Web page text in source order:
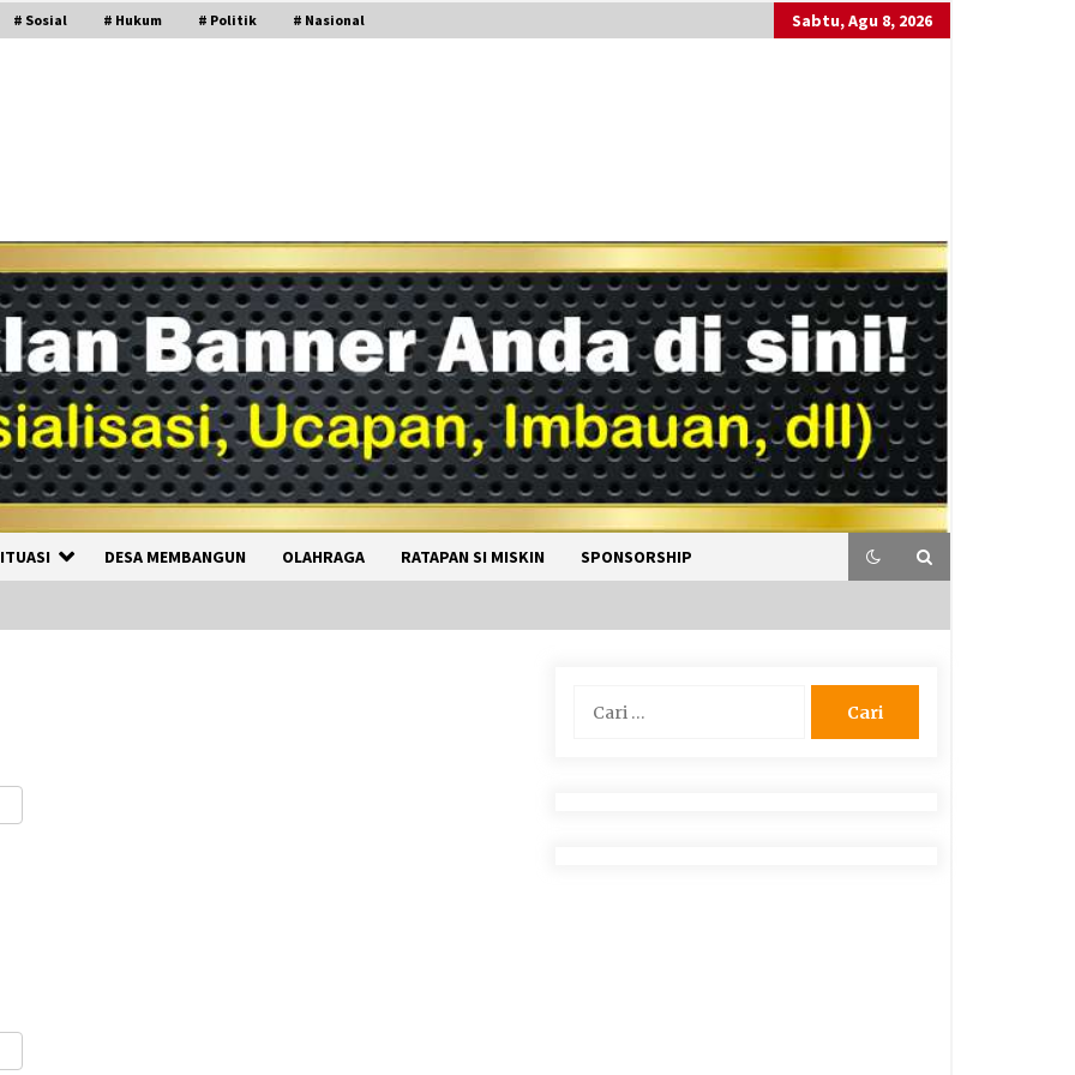
# Sosial # Hukum # Politik # Nasional Sabtu, Agu 8, 2026
DESA MEMBANGUN OLAHRAGA RATAPAN SI MISKIN SPONSORSHIP
untuk: